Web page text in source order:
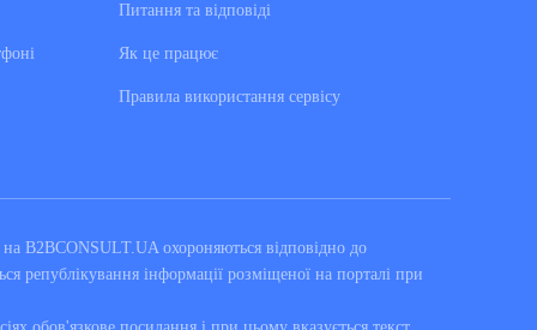
Питання та вiдповiдi
Як це працює
Правила використання сервiсу
B2BCONSULT.UA охороняються відповідно до
републікування інформації розміщеної на порталі при